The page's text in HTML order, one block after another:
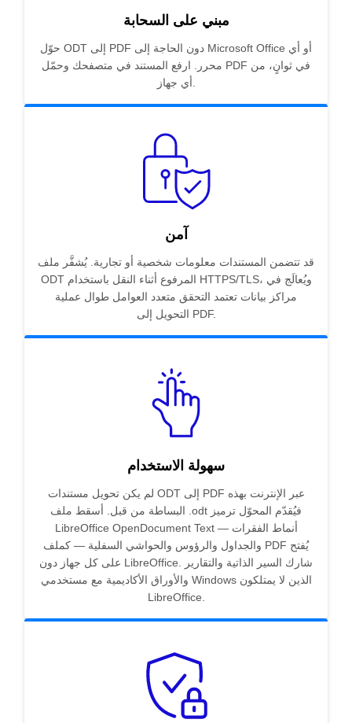
مبني على السحابة
حوّل ODT إلى PDF دون الحاجة إلى Microsoft Office أو أي
محرر. ارفع المستند في متصفحك وحمّل PDF في ثوانٍ، من
أي جهاز.
آمن
قد تتضمن المستندات معلومات شخصية أو تجارية. يُشفَّر ملف
ODT المرفوع أثناء النقل باستخدام HTTPS/TLS، ويُعالَج في
مراكز بيانات تعتمد التحقق متعدد العوامل طوال عملية
التحويل إلى PDF.
سهولة الاستخدام
لم يكن تحويل مستندات ODT إلى PDF عبر الإنترنت بهذه
البساطة من قبل. أسقط ملف .odt فيُقدّم المحوّل ترميز
LibreOffice OpenDocument Text — أنماط الفقرات
والجداول والرؤوس والحواشي السفلية — كملف PDF يُفتح
على كل جهاز دون LibreOffice. شارك السير الذاتية والتقارير
والأوراق الأكاديمية مع مستخدمي Windows الذين لا يمتلكون
LibreOffice.